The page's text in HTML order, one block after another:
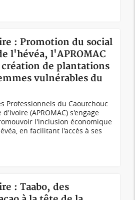
: Promotion du social
l'hévéa, l'APROMAC
de plantations
vulnérables du
Professionnels du Caoutchouc
(APROMAC) s'engage
l'inclusion économique
en facilitant l'accès à ses
: Taabo, des